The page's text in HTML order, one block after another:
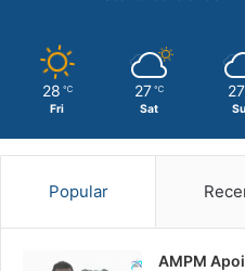
28 ℃
Fri
27 ℃
Sat
27
Popular
AMPM